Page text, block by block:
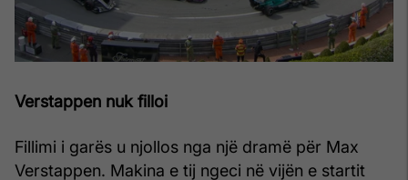
Verstappen nuk filloi
Fillimi i garës u njollos nga një dramë për Max
Verstappen. Makina e tij ngeci në vijën e startit